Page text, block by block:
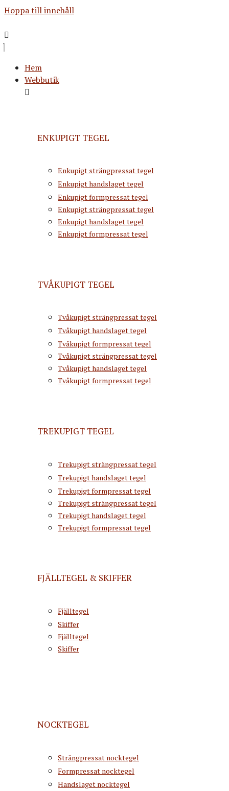
Hoppa till innehåll
Hem
Webbutik
ENKUPIGT TEGEL
Enkupigt strängpressat tegel
Enkupigt handslaget tegel
Enkupigt formpressat tegel
Enkupigt strängpressat tegel
Enkupigt handslaget tegel
Enkupigt formpressat tegel
TVÅKUPIGT TEGEL
Tvåkupigt strängpressat tegel
Tvåkupigt handslaget tegel
Tvåkupigt formpressat tegel
Tvåkupigt strängpressat tegel
Tvåkupigt handslaget tegel
Tvåkupigt formpressat tegel
TREKUPIGT TEGEL
Trekupigt strängpressat tegel
Trekupigt handslaget tegel
Trekupigt formpressat tegel
Trekupigt strängpressat tegel
Trekupigt handslaget tegel
Trekupigt formpressat tegel
FJÄLLTEGEL & SKIFFER
Fjälltegel
Skiffer
Fjälltegel
Skiffer
NOCKTEGEL
Strängpressat nocktegel
Formpressat nocktegel
Handslaget nocktegel